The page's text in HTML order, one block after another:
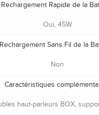
Rechargement Rapide de la
Oui, 45W
Rechargement Sans Fil de la
Non
Caractéristiques
haut-parleurs BOX,